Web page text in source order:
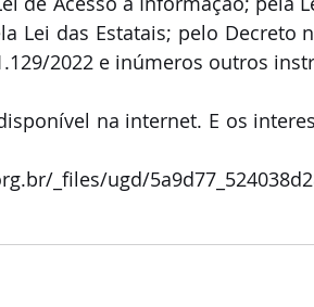
Lei das Estatais; pelo Decreto
2022 e inúmeros outros
na internet. E os
_files/ugd/